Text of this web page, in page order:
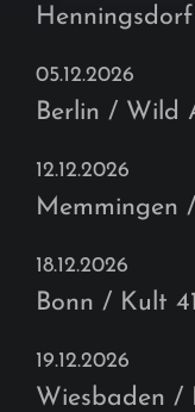
05.12.2026
Berlin / Wild
12.12.2026
Memmingen
18.12.2026
Bonn / Kult
19.12.2026
Wiesbaden /